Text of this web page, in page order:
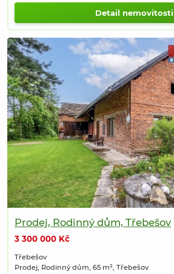
Detail nemovitosti
Prodej, Rodinný dům, Třebešov
3 300 000 Kč
Třebešov
Prodej, Rodinný dům, 65 m², Třebešov